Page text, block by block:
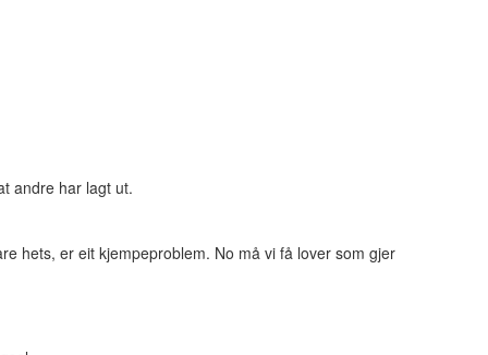
andre har lagt ut.
hets, er eit kjempeproblem. No må vi få lover som gjer